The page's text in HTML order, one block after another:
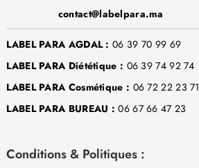
contact@labelpara.ma
LABEL PARA AGDAL : 06 39 70 99 69
LABEL PARA Diététique : 06 39 74 92 74
LABEL PARA Cosmétique : 06 72 22 23 71
LABEL PARA BUREAU : 06 67 66 47 23
Conditions & Politiques :